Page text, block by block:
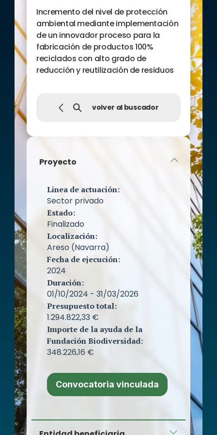
Proyecto
Linea de actuación:
Sector privado
Estado:
Finalizado
Localización:
Areso (Navarra)
Fecha de ejecución:
2024
Duración:
01/10/2024 - 31/03/2026
Presupuesto total:
1.294.822,33 €
Importe de la ayuda de la
Fundación Biodiversidad:
348.226,16 €
Convocatoria vinculada
Incremento del nivel de protección
ambiental mediante implementación
de un innovador proceso para la
fabricación de productos 100%
reciclados con alto grado de
reducción y reutilización de residuos
volver al buscador